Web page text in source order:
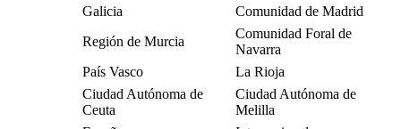
Galicia
Comunidad de Madrid
Región de Murcia
Comunidad Foral de
Navarra
País Vasco
La Rioja
Ciudad Autónoma de
Ceuta
Ciudad Autónoma de
Melilla